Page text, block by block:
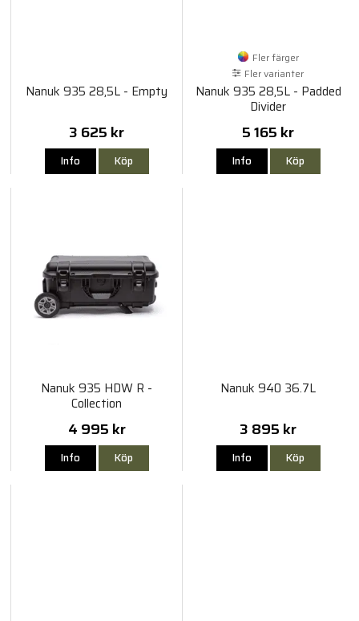
Nanuk 935 28,5L - Empty
3 625 kr
Info Köp
Fler färger
Fler varianter
Nanuk 935 28,5L - Padded
Divider
5 165 kr
Info Köp
Nanuk 935 HDW R -
Collection
4 995 kr
Info Köp
Nanuk 940 36.7L
3 895 kr
Info Köp